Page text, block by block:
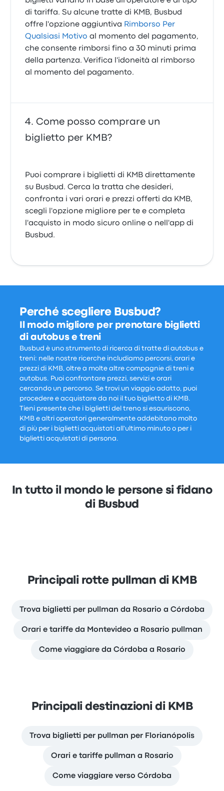
di tariffa. Su alcune tratte di KMB, Busbud
offre l'opzione aggiuntiva Rimborso Per
Qualsiasi Motivo al momento del pagamento,
che consente rimborsi fino a 30 minuti prima
della partenza. Verifica l'idoneità al rimborso
al momento del pagamento.
Come posso comprare un
biglietto per KMB?
Puoi comprare i biglietti di KMB direttamente
su Busbud. Cerca la tratta che desideri,
confronta i vari orari e prezzi offerti da KMB,
scegli l'opzione migliore per te e completa
l'acquisto in modo sicuro online o nell'app di
Busbud.
Perché scegliere Busbud?
Il modo migliore per prenotare biglietti
di autobus e treni
Busbud è uno strumento di ricerca di tratte di autobus e
treni: nelle nostre ricerche includiamo percorsi, orari e
prezzi di KMB, oltre a molte altre compagnie di treni e
autobus. Puoi confrontare prezzi, servizi e orari
cercando un percorso. Se trovi un viaggio adatto, puoi
procedere e acquistare da noi il tuo biglietto di KMB.
Tieni presente che i biglietti del treno si esauriscono,
KMB e altri operatori generalmente addebitano molto
di più per i biglietti acquistati all'ultimo minuto o per i
biglietti acquistati di persona.
In tutto il mondo le persone si fidano
di Busbud
Principali rotte pullman di KMB
Trova biglietti per pullman da Rosario a Córdoba
Orari e tariffe da Montevideo a Rosario pullman
Come viaggiare da Córdoba a Rosario
Principali destinazioni di KMB
Trova biglietti per pullman per Florianópolis
Orari e tariffe pullman a Rosario
Come viaggiare verso Córdoba